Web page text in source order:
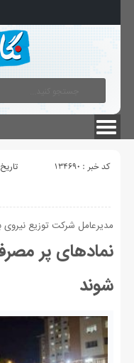
کد خبر : 134690
تاریخ
مدیرعامل شرکت توزیع نیروی
نمادهای پر
شوند